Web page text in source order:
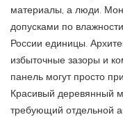
материалы, а люди.
допусками по
России единицы.
избыточные зазоры и
панель могут просто
Красивый деревянный
требующий отдельной